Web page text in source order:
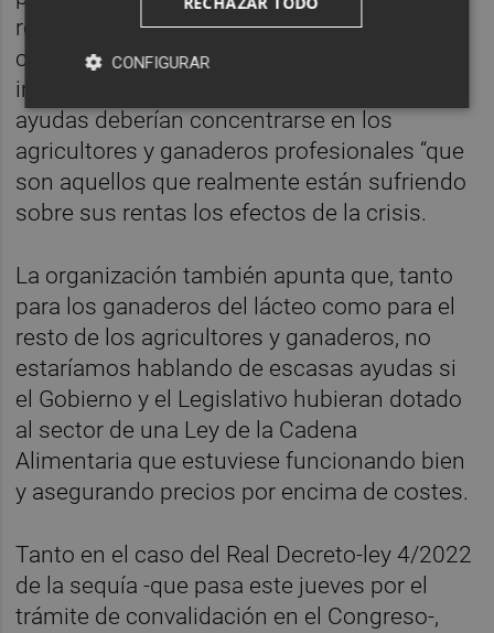
resiliencia de las explotaciones ante esta
crisis. Pero también señala que, ante la
insuficiente dotación de las medidas, las
ayudas deberían concentrarse en los
agricultores y ganaderos profesionales “que
son aquellos que realmente están sufriendo
sobre sus rentas los efectos de la crisis.
La organización también apunta que, tanto
para los ganaderos del lácteo como para el
resto de los agricultores y ganaderos, no
estaríamos hablando de escasas ayudas si
el Gobierno y el Legislativo hubieran dotado
al sector de una Ley de la Cadena
Alimentaria que estuviese funcionando bien
y asegurando precios por encima de costes.
Tanto en el caso del Real Decreto-ley 4/2022
de la sequía -que pasa este jueves por el
trámite de convalidación en el Congreso-,
CONFIGURAR